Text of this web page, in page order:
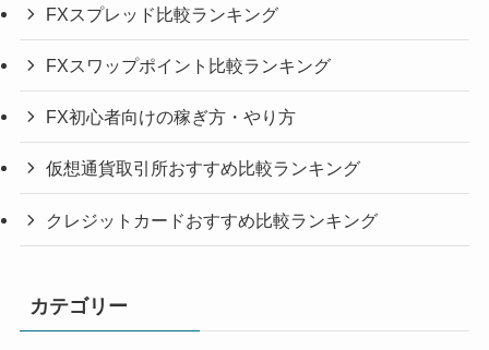
FXスプレッド比較ランキング
FXスワップポイント比較ランキング
FX初心者向けの稼ぎ方・やり方
仮想通貨取引所おすすめ比較ランキング
クレジットカードおすすめ比較ランキング
カテゴリー